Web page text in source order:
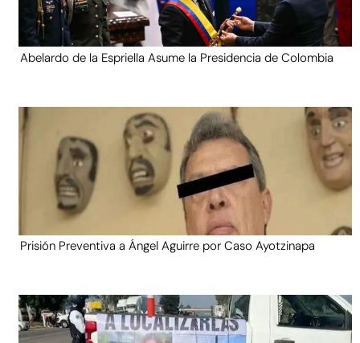
Abelardo de la Espriella Asume la Presidencia de Colombia
Prisión Preventiva a Ángel Aguirre por Caso Ayotzinapa